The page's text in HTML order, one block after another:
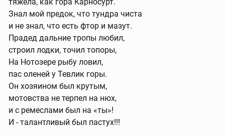
Знал мой предок, что тундра чиста
и не знал, что есть фтор и мазут.
Прадед дальние тропы любил,
строил лодки, точил топоры,
На Нотозере рыбу ловил,
пас оленей у Тевлик горы.
Он хозяином был крутым,
мотовства не терпел на нюх,
и с ремеслами был на «ты»!
И - талантливый был пастух!!!